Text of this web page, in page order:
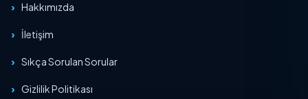
Hakkımızda
İletişim
Sıkça Sorulan Sorular
Gizlilik Politikası